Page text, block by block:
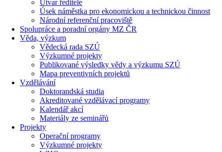
Útvar ředitele
Úsek náměstka pro ekonomickou a technickou činnost
Národní referenční pracoviště
Spolupráce a poradní orgány MZ ČR
Věda, výzkum
Vědecká rada SZÚ
Výzkumné projekty
Publikované výsledky vědy a výzkumu SZÚ
Mapa preventivních projektů
Vzdělávání
Doktorandská studia
Akreditované vzdělávací programy
Kalendář akcí
Materiály ze seminářů
Projekty
Operační programy
Výzkumné projekty